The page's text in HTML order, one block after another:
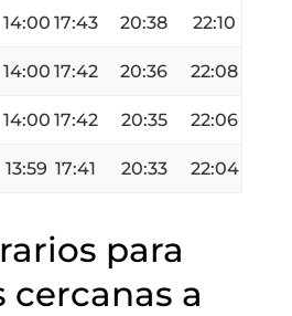
14:00 17:43 20:38 22:10
14:00 17:42 20:36 22:08
14:00 17:42 20:35 22:06
13:59 17:41 20:33 22:04
para
cercanas a